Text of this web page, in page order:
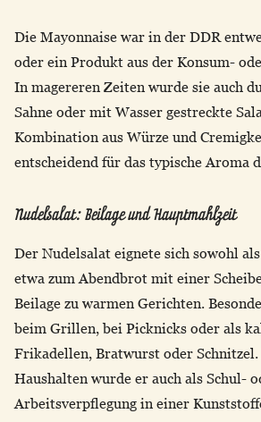
Die Mayonnaise war in der DDR
oder ein Produkt aus der Konsum-
In magereren Zeiten wurde sie auch
Sahne oder mit Wasser gestreckte
Kombination aus Würze und
entscheidend für das typische Aroma
Nudelsalat: Beilage und Hauptmahlzeit
Der Nudelsalat eignete sich sowohl
etwa zum Abendbrot mit einer
Beilage zu warmen Gerichten.
beim Grillen, bei Picknicks oder als
Frikadellen, Bratwurst oder
Haushalten wurde er auch als Schul-
Arbeitsverpflegung in einer